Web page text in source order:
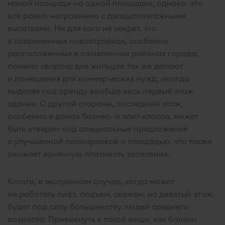
малой площади на одной площадке, однако, это
все равно несравнимо с двадцатиэтажными
высотками. Ни для кого не секрет, что
в современных новостройках, особенно
расположенных в оживленных районах города,
помимо квартир для жильцов так же делают
и помещения для коммерческих нужд, иногда
выделяя под аренду вообще весь первый этаж
здания. С другой стороны, последний этаж,
особенно в домах бизнес- и элит-класса, может
быть отведен под специальные предложения
с улучшенной планировкой и площадью, что также
снижает конечную плотность заселения.
Кстати, в экстренном случае, когда может
не работать лифт, подъем, скажем, на девятый этаж,
будет под силу большинству людей среднего
возраста. Привыкнуть к такой вещи, как балкон